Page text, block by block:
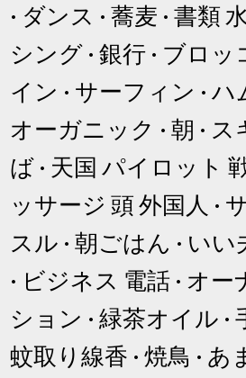
· ダンス · 蕎麦 · 書類
シング · 銀行 · ブロッ
イン · サーフィン · ハ
オーガニック · 朝 · ス
ば · 天国 パイロット
ッサージ 頭 外国人 ·
スル · 朝ごはん · い
· ビジネス 電話 · オ
ション · 緑茶オイル ·
蚊取り線香 · 焼鳥 · あ